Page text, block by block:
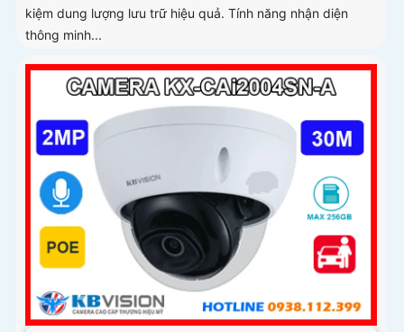
kiệm dung lượng lưu trữ hiệu quả. Tính năng nhận diện
thông minh...